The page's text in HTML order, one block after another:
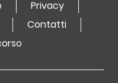
Privacy
Contatti